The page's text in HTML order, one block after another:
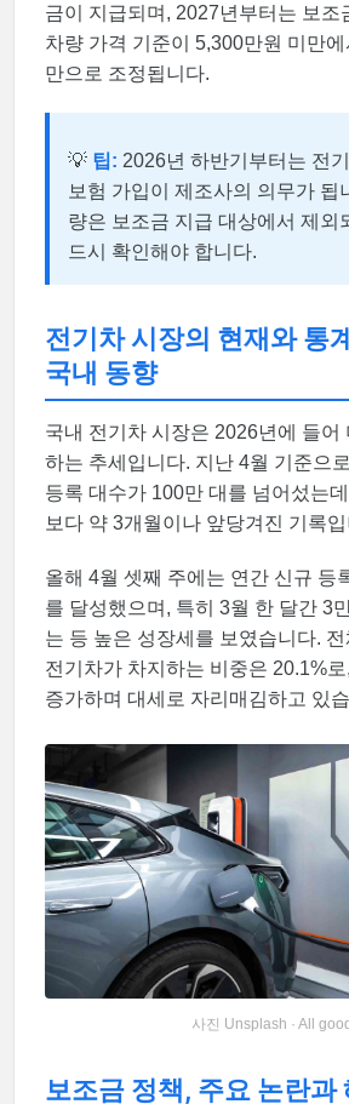
금이 지급되며, 2027년부터는 보조
차량 가격 기준이 5,300만원 미만에
만으로 조정됩니다.
💡 팁: 2026년 하반기부터는 전
보험 가입이 제조사의 의무가 됩
량은 보조금 지급 대상에서 제외
드시 확인해야 합니다.
전기차 시장의 현재와 통
국내 동향
국내 전기차 시장은 2026년에 들어
하는 추세입니다. 지난 4월 기준으
등록 대수가 100만 대를 넘어섰는
보다 약 3개월이나 앞당겨진 기록
올해 4월 셋째 주에는 연간 신규 등
를 달성했으며, 특히 3월 한 달간 3
는 등 높은 성장세를 보였습니다.
전기차가 차지하는 비중은 20.1%로
증가하며 대세로 자리매김하고 있
사진 Unsplash · All
보조금 정책, 주요 논란과